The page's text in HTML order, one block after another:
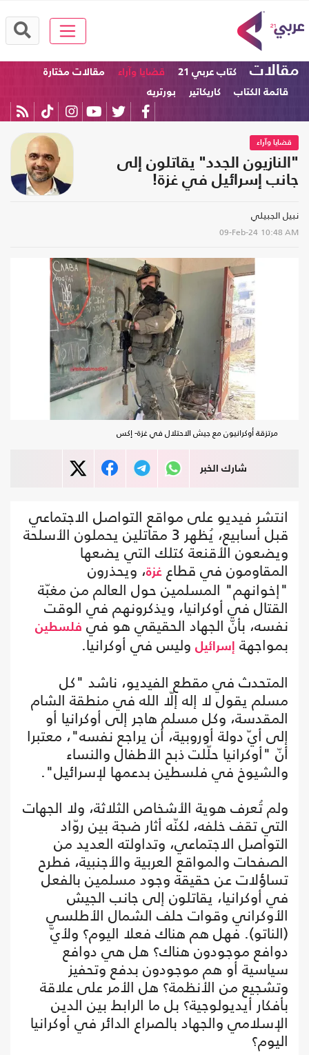
مقالات كتاب عربي 21 قضايا وآراء
مقالات مختارة
قائمة الكتاب
كاريكاتير بورتريه
قضايا وآراء
"النازيون الجدد" يقاتلون إلى
جانب إسرائيل في غزة!
نبيل الجبيلي
09-Feb-24 10:48 AM
مرتزقة أوكرانيون مع جيش الاحتلال في غزة- إكس
شارك الخبر
انتشر فيديو على مواقع التواصل الاجتماعي
قبل أسابيع، يُظهر 3 مقاتلين يحملون الأسلحة
ويضعون الأقنعة كتلك التي يضعها
المقاومون في قطاع غزة، ويحذرون
"إخوانهم" المسلمين حول العالم من مغبّة
القتال في أوكرانيا، ويذكرونهم في الوقت
نفسه، بأنّ الجهاد الحقيقي هو في فلسطين
بمواجهة إسرائيل وليس في أوكرانيا.
المتحدث في مقطع الفيديو، ناشد "كل
مسلم يقول لا إله إلّا الله في منطقة الشام
المقدسة، وكل مسلم هاجر إلى أوكرانيا أو
إلى أيّ دولة أوروبية، أن يراجع نفسه"، معتبرا
أنّ "أوكرانيا حلّلت ذبح الأطفال والنساء
والشيوخ في فلسطين بدعمها لإسرائيل".
ولم تُعرف هوية الأشخاص الثلاثة، ولا الجهات
التي تقف خلفه، لكنّه أثار ضجة بين روّاد
التواصل الاجتماعي، وتداولته العديد من
الصفحات والمواقع العربية والأجنبية، فطرح
تساؤلات عن حقيقة وجود مسلمين بالفعل
في أوكرانيا، يقاتلون إلى جانب الجيش
الأوكراني وقوات حلف الشمال الأطلسي
(الناتو). فهل هم هناك فعلا اليوم؟ ولأيّ
دوافع موجودون هناك؟ هل هي دوافع
سياسية أو هم موجودون بدفع وتحفيز
وتشجيع من الأنظمة؟ هل الأمر على علاقة
بأفكار أيديولوجية؟ بل ما الرابط بين الدين
الإسلامي والجهاد بالصراع الدائر في أوكرانيا
اليوم؟